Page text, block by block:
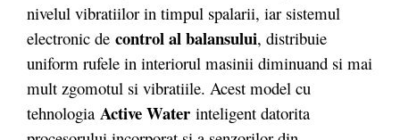
nivelul vibratiilor in timpul spalarii, iar sistemul
electronic de control al balansului, distribuie
uniform rufele in interiorul masinii diminuand si mai
mult zgomotul si vibratiile. Acest model cu
tehnologia Active Water inteligent datorita